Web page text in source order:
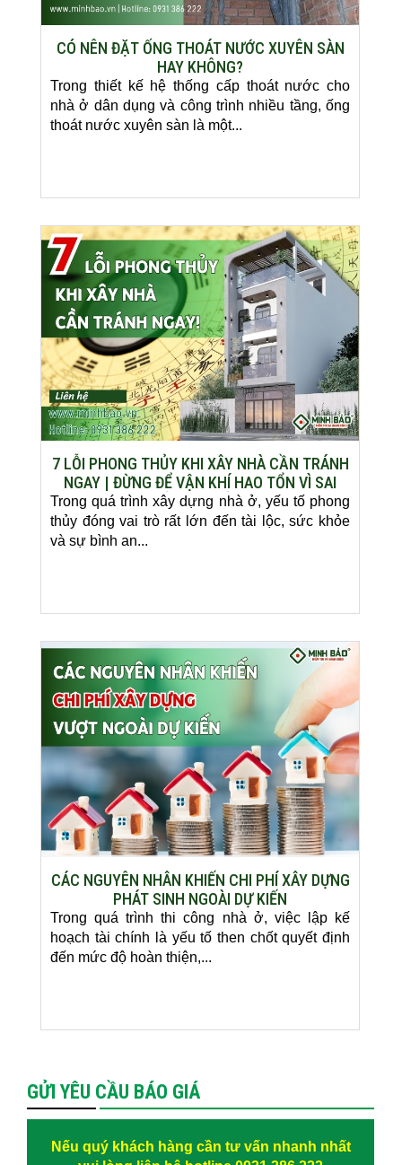
CÓ NÊN ĐẶT ỐNG THOÁT NƯỚC XUYÊN SÀN
HAY KHÔNG?
Trong thiết kế hệ thống cấp thoát nước cho
nhà ở dân dụng và công trình nhiều tầng, ống
thoát nước xuyên sàn là một...
7 LỖI PHONG THỦY KHI XÂY NHÀ CẦN TRÁNH
NGAY | ĐỪNG ĐỂ VẬN KHÍ HAO TỔN VÌ SAI
LẦM CƠ BẢN
Trong quá trình xây dựng nhà ở, yếu tố phong
thủy đóng vai trò rất lớn đến tài lộc, sức khỏe
và sự bình an...
CÁC NGUYÊN NHÂN KHIẾN CHI PHÍ XÂY DỰNG
PHÁT SINH NGOÀI DỰ KIẾN
Trong quá trình thi công nhà ở, việc lập kế
hoạch tài chính là yếu tố then chốt quyết định
đến mức độ hoàn thiện,...
GỬI YÊU CẦU BÁO GIÁ
Nếu quý khách hàng cần tư vấn nhanh nhất